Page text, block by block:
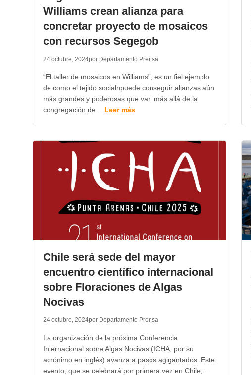
Williams crean alianza para
concretar proyecto de mosaicos
con recursos Segegob
24 octubre, 2024por Departamento Prensa
“El taller de mosaicos en Williams”, es un fiel ejemplo
de como el tejido socialnpuede conseguir alianzas aún
más grandes y poderosas que van más allá de la
congregación de… Leer más
Chile será sede del mayor
encuentro científico internacional
sobre Floraciones de Algas
Nocivas
24 octubre, 2024por Departamento Prensa
La organización de la próxima Conferencia
Internacional sobre Algas Nocivas (ICHA, por su
acrónimo en inglés) avanza a pasos agigantados. Este
evento, que se celebrará por primera vez en Chile,…